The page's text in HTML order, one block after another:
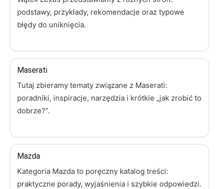
podstawy, przykłady, rekomendacje oraz typowe
błędy do uniknięcia.
Maserati
Tutaj zbieramy tematy związane z Maserati:
poradniki, inspiracje, narzędzia i krótkie „jak zrobić to
dobrze?”.
Mazda
Kategoria Mazda to poręczny katalog treści:
praktyczne porady, wyjaśnienia i szybkie odpowiedzi.